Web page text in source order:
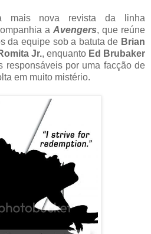
nova revista da linha
a Avengers, que reúne
da equipe sob a batuta de Brian
Jr., enquanto Ed Brubaker
responsáveis por uma facção de
em muito mistério.